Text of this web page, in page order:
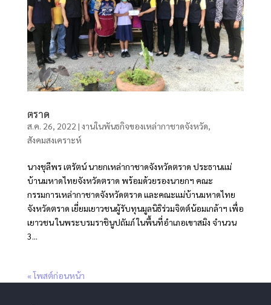
ตราด
ส.ค. 26, 2022 | งานในพันธกิจของเหล่ากาชาดจังหวัด,
สังคมสงเคราะห์
นางชุลีพร เตรัตน์ นายกเหล่ากาชาดจังหวัดตราด ประธานแม่
บ้านมหาดไทยจังหวัดตราด พร้อมด้วยรองนายกฯ คณะ
กรรมการเหล่ากาชาดจังหวัดตราด และคณะแม่บ้านมหาดไทย
จังหวัดตราด เยี่ยมเยาวชนผู้รับทุนมูลนิธิร่วมจิตต์น้อมเกล้าฯ เพื่อ
เยาวชน ในพระบรมราชินูปถัมภ์ ในพื้นที่อำเภอเขาสมิง จำนวน
3...
« โพสต์ก่อนหน้า